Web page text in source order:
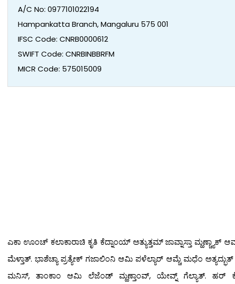
A/C No: 0977101022194
Hampankatta Branch, Mangaluru 575 001
IFSC Code: CNRB0000612
SWIFT Code: CNRBINBBRFM
MICR Code: 575015009
ಎಕಾ ಊಂಚ್ ಕಲಾಕಾರಾಚಿ ಕೃತಿ ಕೆದ್ನಾಂಯ್ ಅತ್ಯುತ್ತಮ್ ಜಾವ್ನಾಸ್ತಾ ಮ್ಹಣ್ಚ್ಯಾಕ್
ಮೆಳ್ತಾತ್. ಭಾಶೆಚ್ಯಾ ಪ್ರತ್ಯೇಕ್ ಗಜಾಲಿಂನಿ ಆಮಿ ಪಳೆಲ್ಯಾರ್ ಆಮ್ಚೆ ಮಧೆಂ
ಮನಿಸ್, ತಾಂಕಾಂ ಆಮಿ ಲೆಜೆಂಡ್ ಮ್ಹಣ್ತಾಂವ್, ಯೇವ್ನ್ ಗೆಲ್ಯಾತ್. ಹರ್